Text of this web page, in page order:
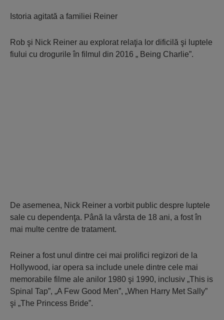
Istoria agitată a familiei Reiner
Rob şi Nick Reiner au explorat relaţia lor dificilă şi luptele
fiului cu drogurile în filmul din 2016 „ Being Charlie”.
De asemenea, Nick Reiner a vorbit public despre luptele
sale cu dependenţa. Până la vârsta de 18 ani, a fost în
mai multe centre de tratament.
Reiner a fost unul dintre cei mai prolifici regizori de la
Hollywood, iar opera sa include unele dintre cele mai
memorabile filme ale anilor 1980 şi 1990, inclusiv „This is
Spinal Tap”, „A Few Good Men”, „When Harry Met Sally”
şi „The Princess Bride”.